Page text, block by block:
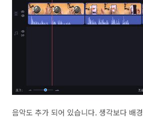
음악도 추가 되어 있습니다. 생각보다 배